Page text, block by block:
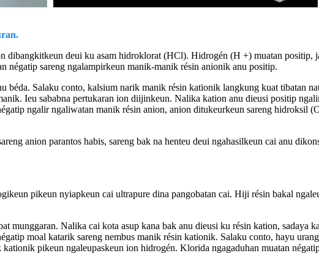
dibangkitkeun deui ku asam hidroklorat (HCl). Hidrogén (H +) muatan positip,
sareng ngalampirkeun manik-manik résin anionik anu positip.
béda. Salaku conto, kalsium narik manik résin kationik langkung kuat tibatan
Ieu sababna pertukaran ion diijinkeun. Nalika kation anu dieusi positip
ngalir ngaliwatan manik résin anion, anion ditukeurkeun sareng hidroksil
anion parantos habis, sareng bak na henteu deui ngahasilkeun cai anu
pikeun nyiapkeun cai ultrapure dina pangobatan cai. Hiji résin bakal
munggaran. Nalika cai kota asup kana bak anu dieusi ku résin kation, sadaya
moal katarik sareng nembus manik résin kationik. Salaku conto, hayu
pikeun ngaleupaskeun ion hidrogén. Klorida ngagaduhan muatan